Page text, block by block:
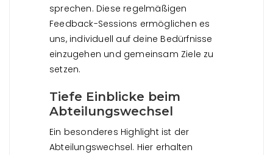
sprechen. Diese regelmäßigen
Feedback-Sessions ermöglichen es
uns, individuell auf deine Bedürfnisse
einzugehen und gemeinsam Ziele zu
setzen.
Tiefe Einblicke beim
Abteilungswechsel
Ein besonderes Highlight ist der
Abteilungswechsel. Hier erhalten